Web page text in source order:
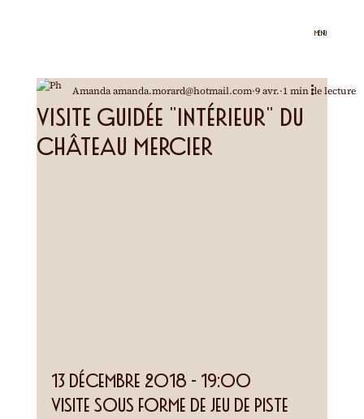
MENU
Visite guidée "intérieur" du
château Mercier
Amanda amanda.morard@hotmail.com 9 avr. 1 min de lecture
13 décembre 2018 - 19:00
Visite sous forme de jeu de piste